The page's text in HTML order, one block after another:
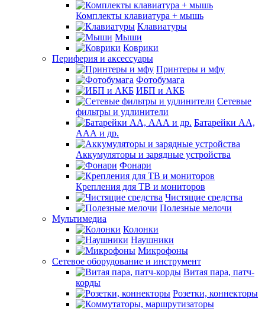
Комплекты клавиатура + мышь
Клавиатуры
Мыши
Коврики
Периферия и аксессуары
Принтеры и мфу
Фотобумага
ИБП и АКБ
Сетевые
фильтры и удлинители
Батарейки АА,
ААА и др.
Аккумуляторы и зарядные устройства
Фонари
Крепления для ТВ и мониторов
Чистящие средства
Полезные мелочи
Мультимедиа
Колонки
Наушники
Микрофоны
Сетевое оборудование и инструмент
Витая пара, патч-
корды
Розетки, коннекторы